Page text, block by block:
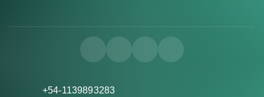
+54-1139893283